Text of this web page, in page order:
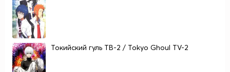
Токийский гуль ТВ-2 / Tokyo Ghoul TV-2